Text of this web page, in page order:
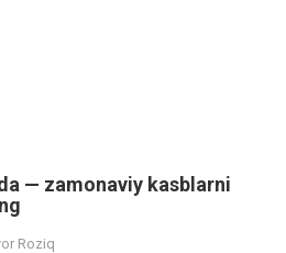
— zamonaviy kasblarni
Roziq